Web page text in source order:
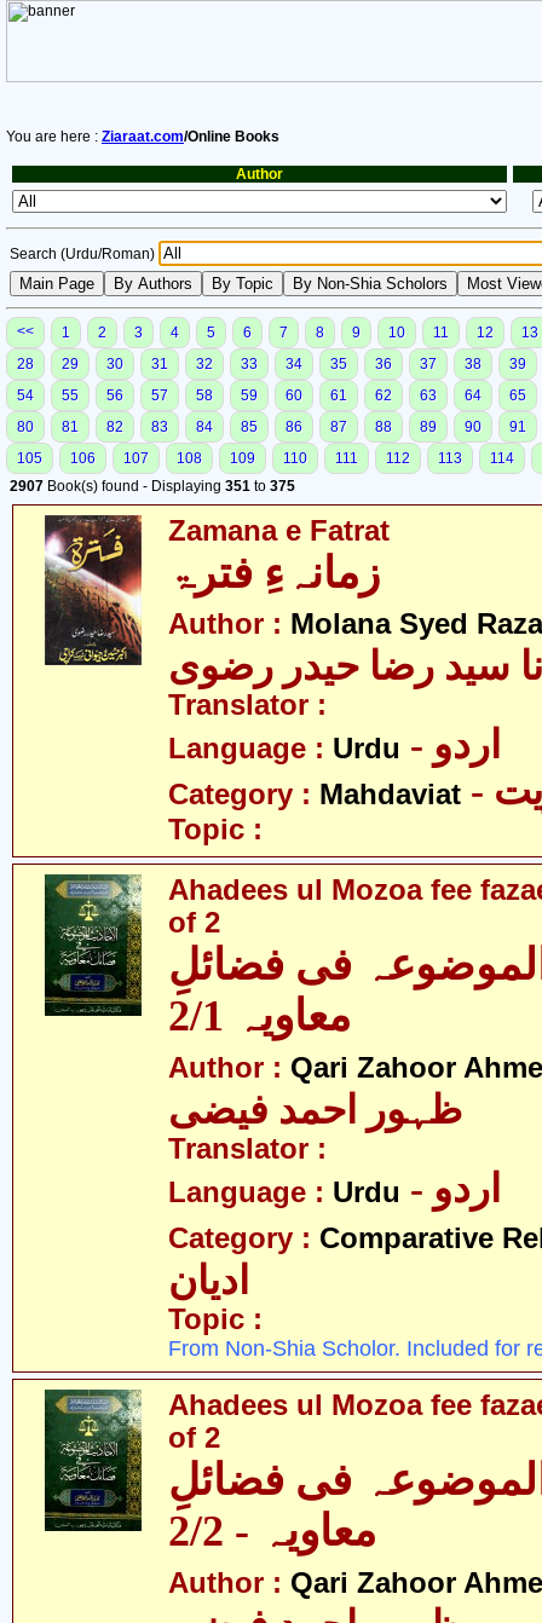
You are here : Ziaraat.com/Online Books
Author
Search (Urdu/Roman)
<< 1 2 3 4 5 6 7 8 9 10 11 12
13
28
29 30 31 32 33 34 35 36 37 38
39
54
55 56 57 58 59 60 61 62 63 64
65
80
81 82 83 84 85 86 87 88 89 90
91
105
106 107 108 109 110 111 112 113
114
2907 Book(s) found - Displaying 351 to 375
Zamana e Fatrat
زمانہءِ فترۃ
Author : Molana Syed
سید رضا حیدر رضوی
Translator :
Language : Urdu - اردو
Category : Mahdaviat
Topic :
Ahadees ul Mozoa fee
of 2
فی فضائلِ
معاویہ 2/1
Author : Qari Zahoor
ظہور احمد فیضی
Translator :
Language : Urdu - اردو
Category : Comparative
ادیان
Topic :
From Non-Shia Scholor. Included for
Ahadees ul Mozoa fee
of 2
فی فضائلِ
معاویہ - 2/2
Author : Qari Zahoor